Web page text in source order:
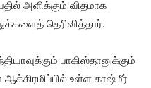
அளிக்கும் விதமாக
தெரிவித்தார்.
பாகிஸ்தானுக்கும்
உள்ள காஷ்மீர்